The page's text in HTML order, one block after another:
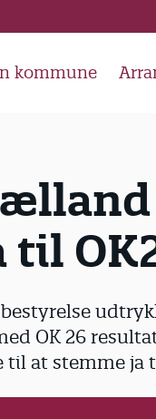
kommune
til
OK 26
at stemme ja